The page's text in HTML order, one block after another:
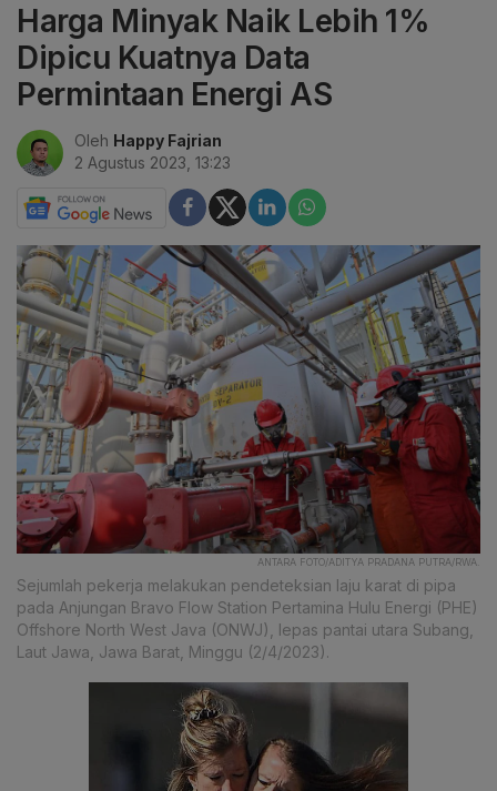
Harga Minyak Naik Lebih 1%
Dipicu Kuatnya Data
Permintaan Energi AS
Oleh Happy Fajrian
2 Agustus 2023, 13:23
ANTARA FOTO/ADITYA PRADANA PUTRA/RWA.
Sejumlah pekerja melakukan pendeteksian laju karat di pipa
pada Anjungan Bravo Flow Station Pertamina Hulu Energi (PHE)
Offshore North West Java (ONWJ), lepas pantai utara Subang,
Laut Jawa, Jawa Barat, Minggu (2/4/2023).